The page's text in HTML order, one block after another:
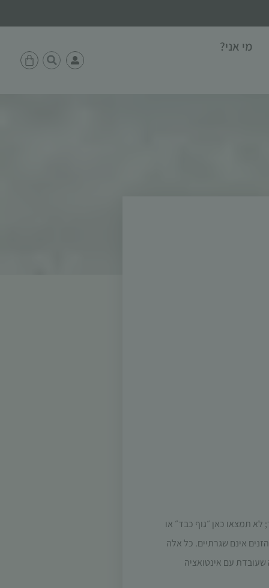
מי אני?
לא תמצאו כאן ״גוף כבד״ או
אינם שגרתיים. כל אלה
שעובדת עם אינטואציה